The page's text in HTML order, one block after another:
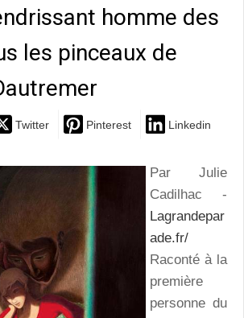
homme des
les pinceaux de
Twitter Pinterest Linkedin
Par Julie
Cadilhac -
Lagrandepar
ade.fr/
Raconté à la
première
personne du